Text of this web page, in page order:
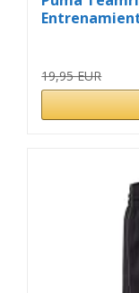
19,95 EUR